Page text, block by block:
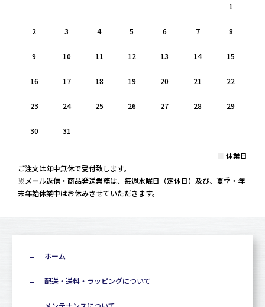
ホーム
配送・送料・ラッピングについて
1
2 3 4 5 6 7 8
9 10 11 12 13 14 15
16 17 18 19 20 21 22
23 24 25 26 27 28 29
30 31
休業日
ご注文は年中無休で受付致します。
※メール返信・商品発送業務は、毎週水曜日（定休日）及び、夏季・年
末年始休業中はお休みさせていただきます。